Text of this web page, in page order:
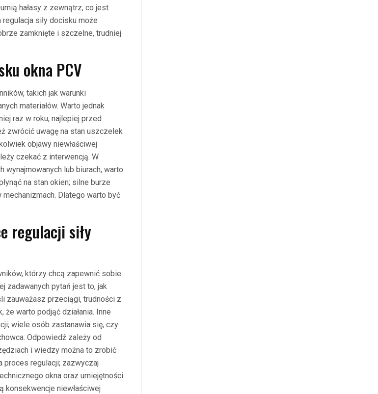
hałasy z zewnątrz, co jest
siły docisku może
zamknięte i szczelne, trudniej
okna PCV
takich jak warunki
materiałów. Warto jednak
raz w roku, najlepiej przed
zwrócić uwagę na stan uszczelek
objawy niewłaściwej
czekać z interwencją. W
wynajmowanych lub biurach, warto
na stan okien; silne burze
Dlatego warto być
regulacji siły
którzy chcą zapewnić sobie
zadawanych pytań jest to, jak
zauważasz przeciągi, trudności z
że warto podjąć działania. Inne
wiele osób zastanawia się, czy
Odpowiedź zależy od
i wiedzy można to zrobić
proces regulacji; zazwyczaj
okna oraz umiejętności
konsekwencje niewłaściwej